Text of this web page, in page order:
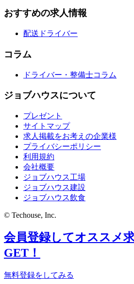
おすすめの求人情報
配送ドライバー
コラム
ドライバー・整備士コラム
ジョブハウスについて
プレゼント
サイトマップ
求人掲載をお考えの企業様
プライバシーポリシー
利用規約
会社概要
ジョブハウス工場
ジョブハウス建設
ジョブハウス飲食
© Techouse, Inc.
会員登録してオススメ
GET！
無料登録をしてみる